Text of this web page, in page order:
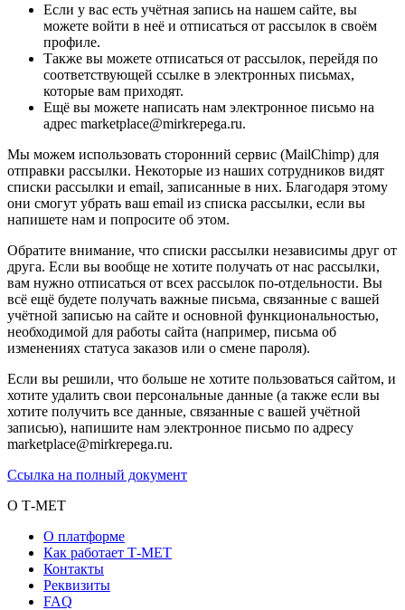
Если у вас есть учётная запись на нашем сайте, вы
можете войти в неё и отписаться от рассылок в своём
профиле.
Также вы можете отписаться от рассылок, перейдя по
соответствующей ссылке в электронных письмах,
которые вам приходят.
Ещё вы можете написать нам электронное письмо на
адрес marketplace@mirkrepega.ru.
Мы можем использовать сторонний сервис (MailChimp) для
отправки рассылки. Некоторые из наших сотрудников видят
списки рассылки и email, записанные в них. Благодаря этому
они смогут убрать ваш email из списка рассылки, если вы
напишете нам и попросите об этом.
Обратите внимание, что списки рассылки независимы друг от
друга. Если вы вообще не хотите получать от нас рассылки,
вам нужно отписаться от всех рассылок по-отдельности. Вы
всё ещё будете получать важные письма, связанные с вашей
учётной записью на сайте и основной функциональностью,
необходимой для работы сайта (например, письма об
изменениях статуса заказов или о смене пароля).
Если вы решили, что больше не хотите пользоваться сайтом, и
хотите удалить свои персональные данные (а также если вы
хотите получить все данные, связанные с вашей учётной
записью), напишите нам электронное письмо по адресу
marketplace@mirkrepega.ru.
Ссылка на полный документ
О Т-МЕТ
О платформе
Как работает Т-МЕТ
Контакты
Реквизиты
FAQ